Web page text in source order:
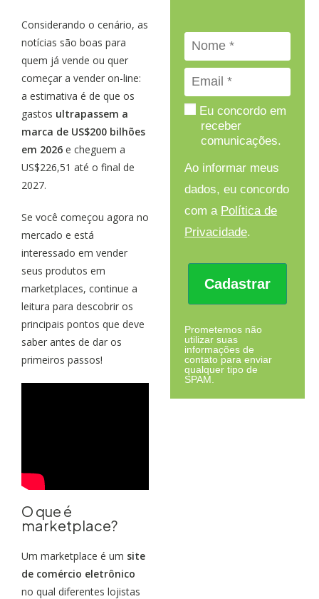
Considerando o cenário, as
notícias são boas para
quem já vende ou quer
começar a vender on-line:
a estimativa é de que os
gastos ultrapassem a
marca de US$200 bilhões
em 2026 e cheguem a
US$226,51 até o final de
2027.
Se você começou agora no
mercado e está
interessado em vender
seus produtos em
marketplaces, continue a
leitura para descobrir os
principais pontos que deve
saber antes de dar os
primeiros passos!
O que é
marketplace?
Um marketplace é um site
de comércio eletrônico
no qual diferentes lojistas
Eu concordo em
receber
comunicações.
Ao informar meus
dados, eu concordo
com a Política de
Privacidade.
Cadastrar
Prometemos não
utilizar suas
informações de
contato para enviar
qualquer tipo de
SPAM.